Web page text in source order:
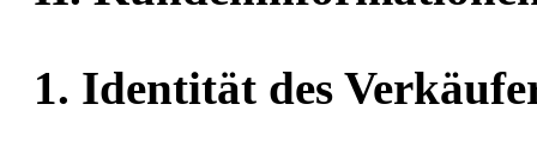
1. Identität des